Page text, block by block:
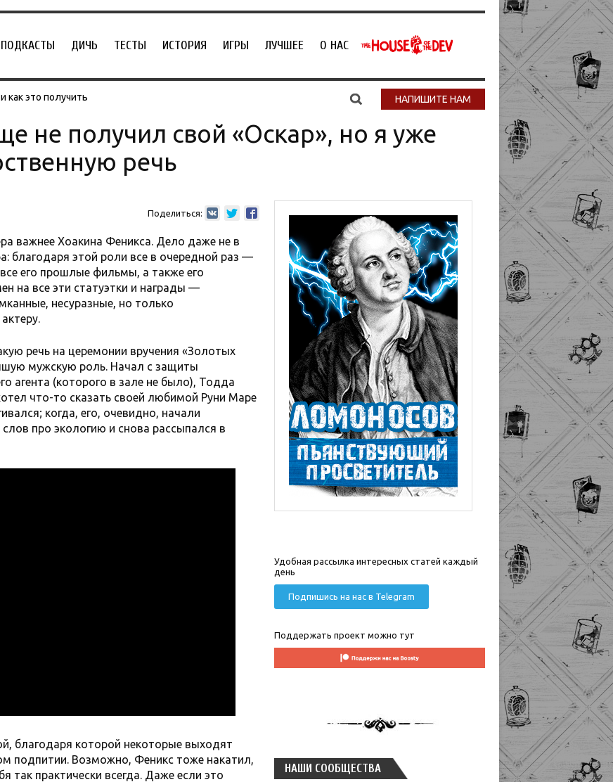
ПОДКАСТЫ ДИЧЬ ТЕСТЫ ИСТОРИЯ ИГРЫ ЛУЧШЕЕ О НАС
это получить НАПИШИТЕ НАМ
не получил свой «Оскар», но я уже
речь
Поделиться:
важнее Хоакина Феникса. Дело даже не в
благодаря этой роли все в очередной раз —
его прошлые фильмы, а также его
на все эти статуэтки и награды —
несуразные, но только
речь на церемонии вручения «Золотых
мужскую роль. Начал с защиты
агента (которого в зале не было), Тодда
что-то сказать своей любимой Руни Маре
когда, его, очевидно, начали
про экологию и снова рассыпался в
благодаря которой некоторые выходят
подпитии. Возможно, Феникс тоже накатил,
так практически всегда. Даже если это
Удобная рассылка интересных статей каждый
день
Подпишись на нас в Telegram
Поддержать проект можно тут
НАШИ СООБЩЕСТВА